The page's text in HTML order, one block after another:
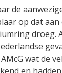
de
op dat
droeg.
wat de